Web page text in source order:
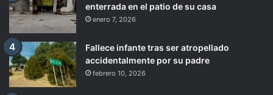
enterrada en el patio de su casa
enero 7, 2026
Fallece infante tras ser atropellado
accidentalmente por su padre
febrero 10, 2026